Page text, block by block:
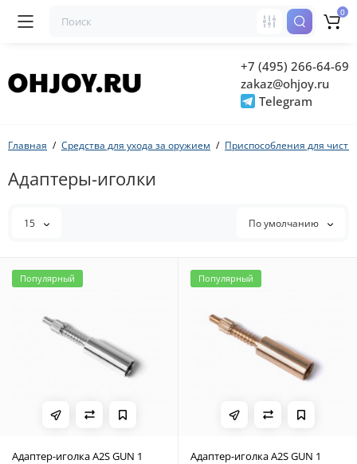
+7 (495) 266-64-69
zakaz@ohjoy.ru
Telegram
0
Главная Средства для ухода за оружием Приспособления для
Адаптеры-иголки
15 По умолчанию
Популярный
Адаптер-иголка A2S GUN 1
Популярный
Адаптер-иголка A2S GUN 1